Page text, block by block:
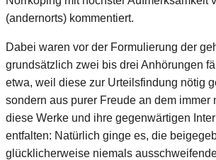
(andernorts) kommentiert.
Dabei waren vor der Formulierung der
grundsätzlich zwei bis drei Anhörungen
etwa, weil diese zur Urteilsfindung nötig
sondern aus purer Freude an dem immer
diese Werke und ihre gegenwärtigen
entfalten: Natürlich ginge es, die
glücklicherweise niemals